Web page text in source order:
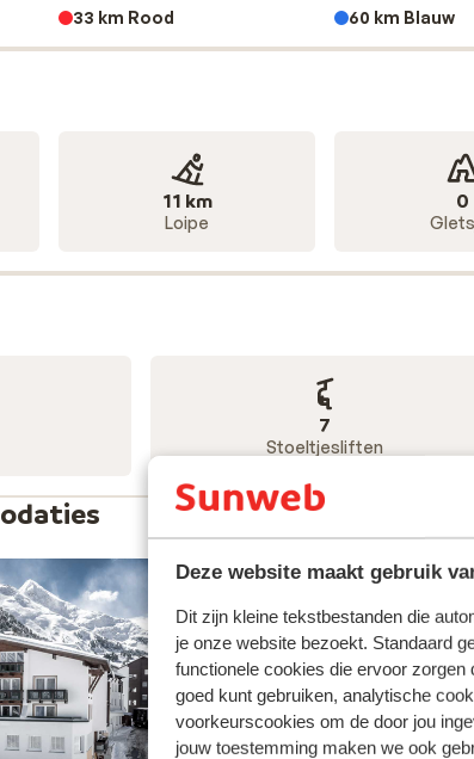
Deze website maakt gebruik
Dit zijn kleine tekstbestanden die
je onze website bezoekt. Standaard
functionele cookies die ervoor zorgen
goed kunt gebruiken, analytische
voorkeurscookies om de door jou
jouw toestemming maken we ook
33 km Rood 60 km Blauw
11 km
Loipe
0
7
Stoeltjesliften